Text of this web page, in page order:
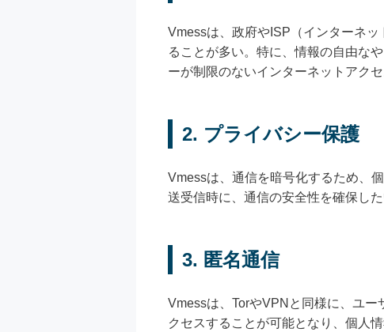
Vmessは、政府やISP（インターネ
ることが多い。特に、情報の自由な
ーが制限のないインターネットアク
2. プライバシー保護
Vmessは、通信を暗号化するため、
送受信時に、通信の安全性を確保し
3. 匿名通信
Vmessは、TorやVPNと同様に、ユ
クセスすることが可能となり、個人